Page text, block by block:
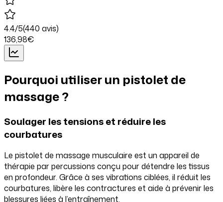
4.4/5(440 avis)
136,98€
Pourquoi utiliser un pistolet de
massage ?
Soulager les tensions et réduire les
courbatures
Le pistolet de massage musculaire est un appareil de
thérapie par percussions conçu pour détendre les tissus
en profondeur. Grâce à ses vibrations ciblées, il réduit les
courbatures, libère les contractures et aide à prévenir les
blessures liées à l’entraînement.